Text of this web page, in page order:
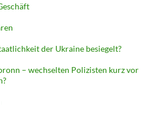
der Ukraine besiegelt?
– wechselten Polizisten kurz vor